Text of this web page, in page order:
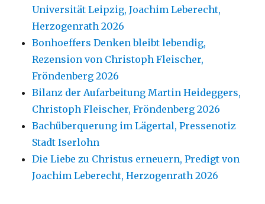
Universität Leipzig, Joachim Leberecht,
Herzogenrath 2026
Bonhoeffers Denken bleibt lebendig,
Rezension von Christoph Fleischer,
Fröndenberg 2026
Bilanz der Aufarbeitung Martin Heideggers,
Christoph Fleischer, Fröndenberg 2026
Bachüberquerung im Lägertal, Pressenotiz
Stadt Iserlohn
Die Liebe zu Christus erneuern, Predigt von
Joachim Leberecht, Herzogenrath 2026